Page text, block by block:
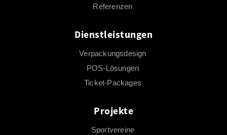
Referenzen
Dienstleistungen
Verpackungsdesign
POS-Lösungen
Ticket-Packages
Projekte
Sportvereine